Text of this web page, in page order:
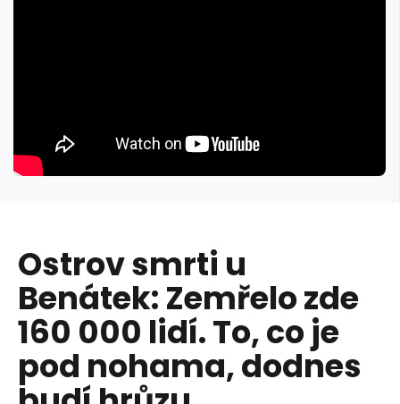
Ostrov smrti u
Benátek: Zemřelo zde
160 000 lidí. To, co je
pod nohama, dodnes